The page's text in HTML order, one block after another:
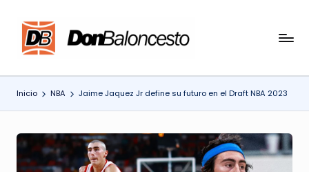
Saltar
Inicio NBA Jaime Jaquez Jr define su futuro en el Draft NBA 2023